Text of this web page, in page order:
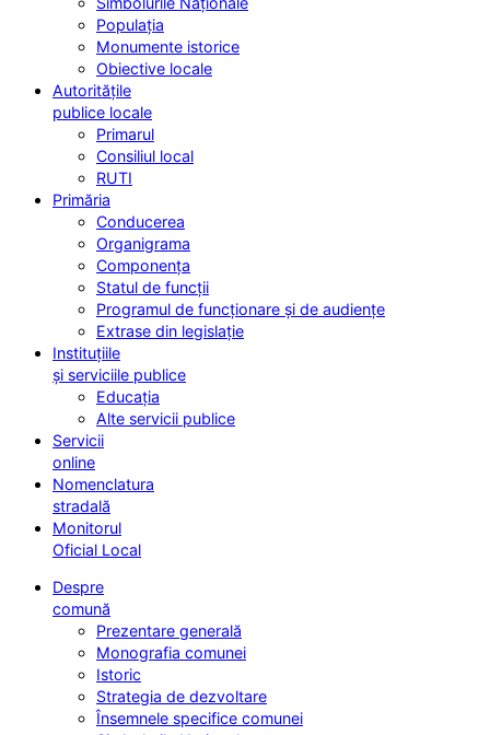
Populația
Monumente istorice
Obiective locale
Autoritățile
publice locale
Primarul
Consiliul local
RUTI
Primăria
Conducerea
Organigrama
Componența
Statul de funcții
Programul de funcționare și de audiențe
Extrase din legislație
Instituțiile
și serviciile publice
Educația
Alte servicii publice
Servicii
online
Nomenclatura
stradală
Monitorul
Oficial Local
Despre
comună
Prezentare generală
Monografia comunei
Istoric
Strategia de dezvoltare
Însemnele specifice comunei